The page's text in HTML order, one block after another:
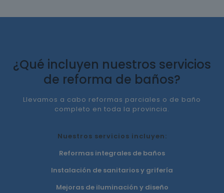
¿Qué incluyen nuestros servicios
de reforma de baños?
Llevamos a cabo reformas parciales o de baño
completo en toda la provincia.
Nuestros servicios incluyen:
Reformas integrales de baños
Instalación de sanitarios y grifería
Mejoras de iluminación y diseño